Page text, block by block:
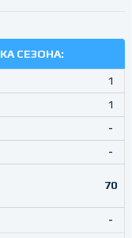
СЕЗОНА:
1
1
-
-
70
-